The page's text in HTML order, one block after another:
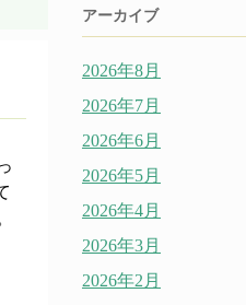
アーカイブ
2026年8月
2026年7月
2026年6月
2026年5月
2026年4月
2026年3月
2026年2月